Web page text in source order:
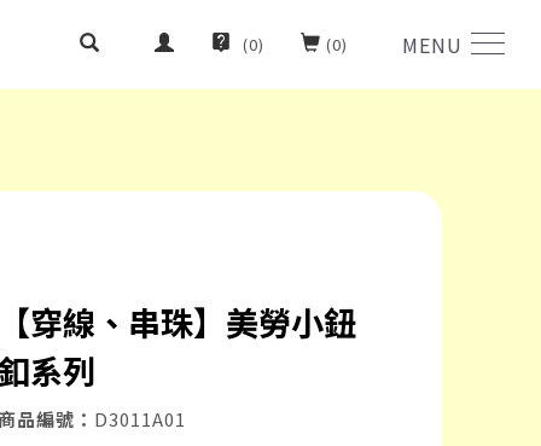
MENU
(0)
(0)
穿線、串珠】美勞小鈕
系列
品編號： D3011A01